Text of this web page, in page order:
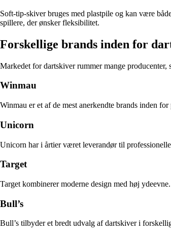
Soft-tip-skiver bruges med plastpile og kan være
spillere, der ønsker fleksibilitet.
Forskellige brands inden for
Markedet for dartskiver rummer mange
Winmau
Winmau er et af de mest anerkendte brands inden
Unicorn
Unicorn har i årtier været leverandør til
Target
Target kombinerer moderne design med høj
Bull’s
Bull’s tilbyder et bredt udvalg af dartskiver i